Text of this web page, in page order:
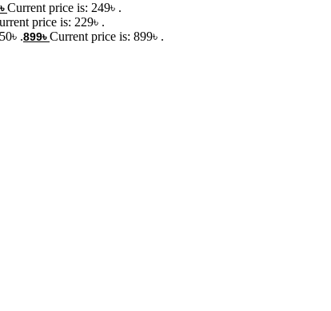
৳Current price is: 249৳ .
price is: 229৳ .
.899৳Current price is: 899৳ .